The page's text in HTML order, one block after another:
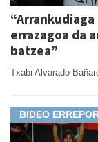
errazagoa da
batzea”
Txabi Alvarado
BIDEO